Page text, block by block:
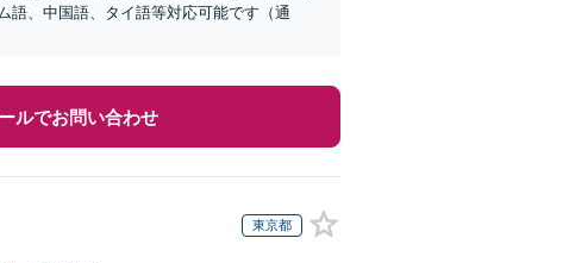
語、中国語、タイ語等対応可能です（通
ルでお問い合わせ
東京都